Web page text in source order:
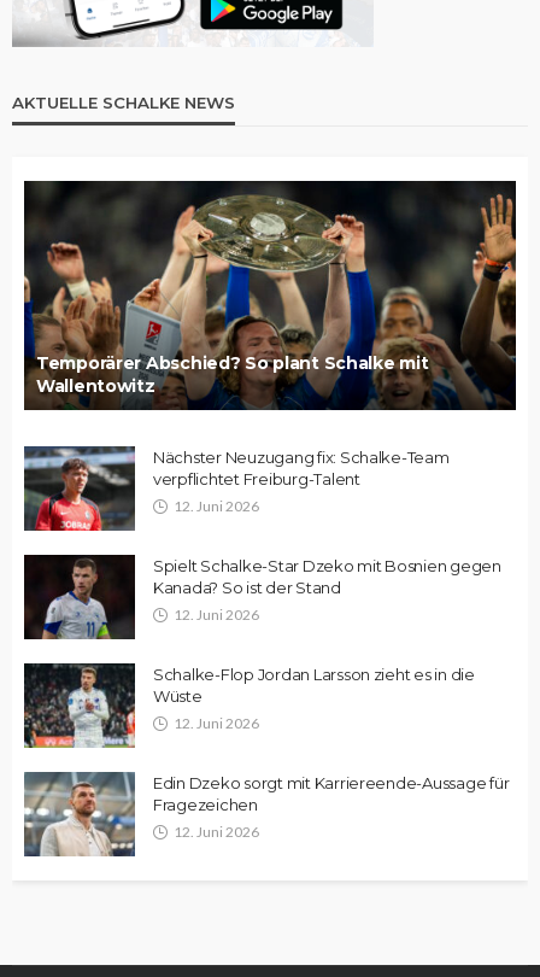
AKTUELLE SCHALKE NEWS
Temporärer Abschied? So plant Schalke mit
Wallentowitz
Nächster Neuzugang fix: Schalke-Team
verpflichtet Freiburg-Talent
12. Juni 2026
Spielt Schalke-Star Dzeko mit Bosnien gegen
Kanada? So ist der Stand
12. Juni 2026
Schalke-Flop Jordan Larsson zieht es in die
Wüste
12. Juni 2026
Edin Dzeko sorgt mit Karriereende-Aussage für
Fragezeichen
12. Juni 2026